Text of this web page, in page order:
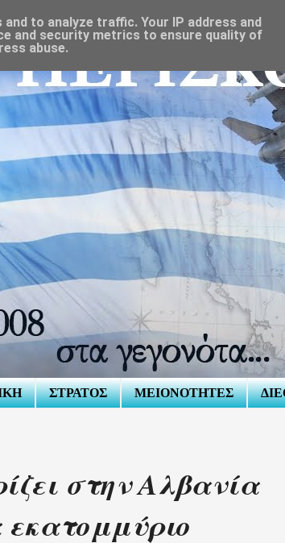
ΣΤΡΑΤΟΣ ΜΕΙΟΝΟΤΗΤΕΣ
στην Αλβανία
to analyze traffic. Your IP address and
and security metrics to ensure quality of
abuse.